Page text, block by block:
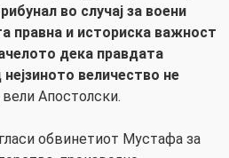
во случај за воени
правна и историска важност
дека правдата
величество не
вели Апостолски.
обвинетиот Мустафа за